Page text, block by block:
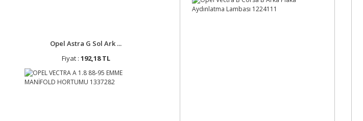
Opel Astra G Sol Ark ...
Fiyat : 192,18 TL